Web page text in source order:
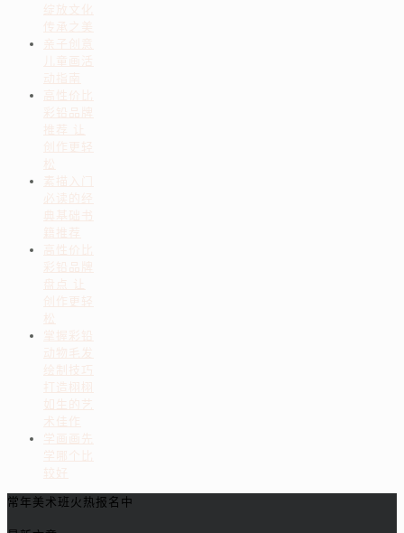
绽放文化
传承之美
亲子创意
儿童画活
动指南
高性价比
彩铅品牌
推荐 让
创作更轻
素描入门
必读的经
典基础书
籍推荐
高性价比
彩铅品牌
盘点 让
创作更轻
掌握彩铅
动物毛发
绘制技巧
打造栩栩
如生的艺
术佳作
学画画先
学哪个比
较好
常年美术班火热报名中